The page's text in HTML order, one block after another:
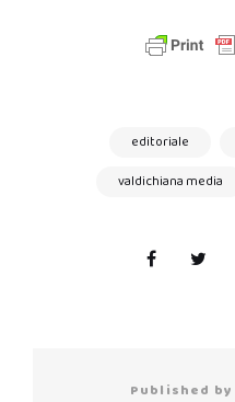
editoriale
valdichiana media
Published by